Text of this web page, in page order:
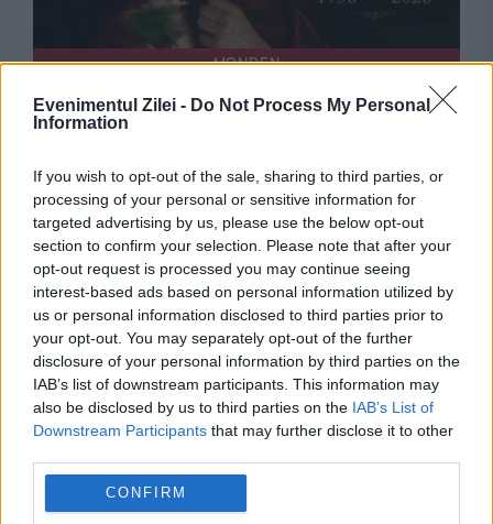
Evenimentul Zilei - Do Not Process My Personal
Information
If you wish to opt-out of the sale, sharing to third parties, or
processing of your personal or sensitive information for
targeted advertising by us, please use the below opt-out
section to confirm your selection. Please note that after your
opt-out request is processed you may continue seeing
interest-based ads based on personal information utilized by
us or personal information disclosed to third parties prior to
your opt-out. You may separately opt-out of the further
disclosure of your personal information by third parties on the
IAB’s list of downstream participants. This information may
also be disclosed by us to third parties on the IAB’s List of
Downstream Participants that may further disclose it to other
CONFIRM
MONDEN
A murit William Orbit, omul din spatele
SPORT
Messi și Yamal pe teren, Madonna și Shakira
pe scenă. Parada superstarurilor la finala